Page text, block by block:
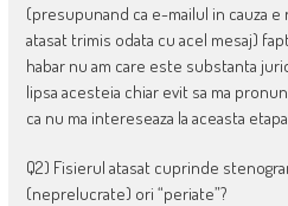
(presupunand ca e-mailul in cauza
atasat trimis odata cu acel mesaj)
habar nu am care este substanta
lipsa acesteia chiar evit sa ma
ca nu ma intereseaza la aceasta
Q2) Fisierul atasat cuprinde
(neprelucrate) ori “periate”?